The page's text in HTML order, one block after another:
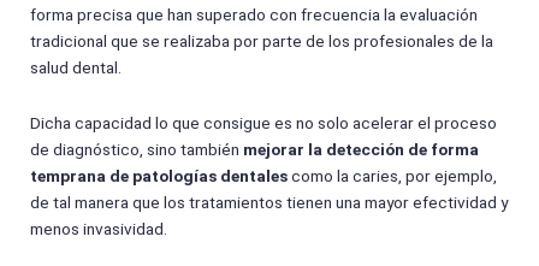
forma precisa que han superado con frecuencia la evaluación
tradicional que se realizaba por parte de los profesionales de la
salud dental.
Dicha capacidad lo que consigue es no solo acelerar el proceso
de diagnóstico, sino también mejorar la detección de forma
temprana de patologías dentalescomo la caries, por ejemplo,
de tal manera que los tratamientos tienen una mayor efectividad y
menos invasividad.